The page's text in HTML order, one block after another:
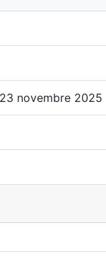
novembre 2025